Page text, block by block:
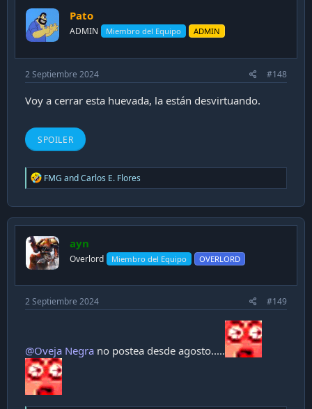
o
n
s
Pato
ADMIN Miembro del Equipo ADMIN
2 Septiembre 2024 #148
Voy a cerrar esta huevada, la están desvirtuando.
SPOILER
R
e
c
t
o
n
s
FMG andCarlos E. Flores
ayn
Overlord Miembro del Equipo OVERLORD
2 Septiembre 2024 #149
@Oveja Negra no postea desde agosto.....